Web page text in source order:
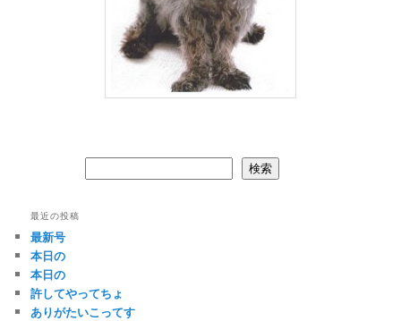
検索
最近の投稿
最新号
本日の
本日の
許してやってちょ
ありがたいこってす